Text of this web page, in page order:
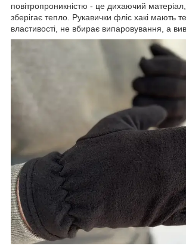
повітропроникністю - це дихаючий
зберігає тепло. Рукавички фліс хакі мають
властивості, не вбирає випаровування, а